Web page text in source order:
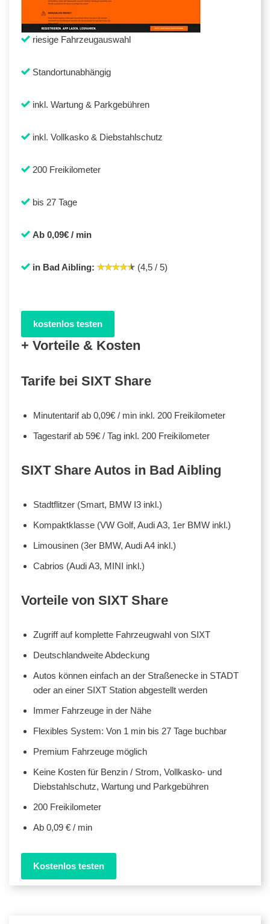
riesige Fahrzeugauswahl
Standortunabhängig
inkl. Wartung & Parkgebühren
inkl. Vollkasko & Diebstahlschutz
200 Freikilometer
bis 27 Tage
Ab 0,09€ / min
in Bad Aibling: (4,5 / 5)
kostenlos testen
+ Vorteile & Kosten
Tarife bei SIXT Share
Minutentarif ab 0,09€ / min inkl. 200 Freikilometer
Tagestarif ab 59€ / Tag inkl. 200 Freikilometer
SIXT Share Autos in Bad Aibling
Stadtflitzer (Smart, BMW I3 inkl.)
Kompaktklasse (VW Golf, Audi A3, 1er BMW inkl.)
Limousinen (3er BMW, Audi A4 inkl.)
Cabrios (Audi A3, MINI inkl.)
Vorteile von SIXT Share
Zugriff auf komplette Fahrzeugwahl von SIXT
Deutschlandweite Abdeckung
Autos können einfach an der Straßenecke in STADT
oder an einer SIXT Station abgestellt werden
Immer Fahrzeuge in der Nähe
Flexibles System: Von 1 min bis 27 Tage buchbar
Premium Fahrzeuge möglich
Keine Kosten für Benzin / Strom, Vollkasko- und
Diebstahlschutz, Wartung und Parkgebühren
200 Freikilometer
Ab 0,09 € / min
Kostenlos testen